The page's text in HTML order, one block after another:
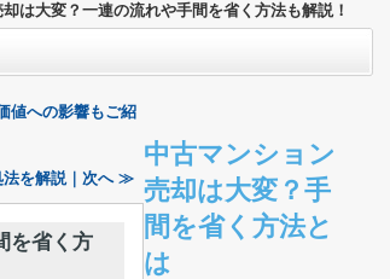
は大変？一連の流れや手間を省く方法も解説！
値への影響もご紹
法を解説｜次へ ≫
を省く方
中古マンション
売却は大変？手
間を省く方法と
は